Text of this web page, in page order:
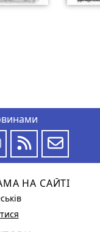
НА САЙТІ